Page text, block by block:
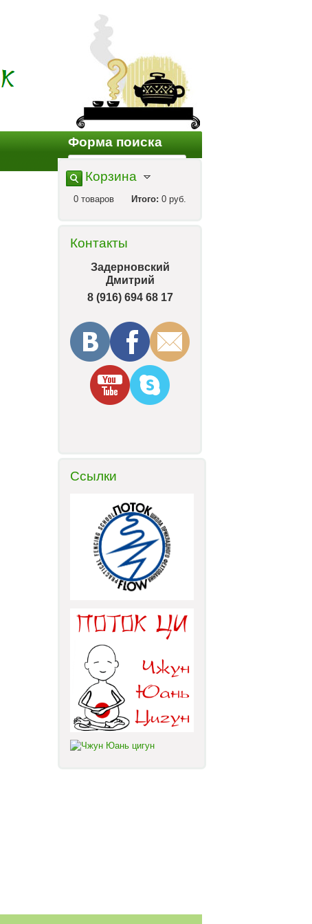
Форма поиска
Корзина
0 товаров Итого: 0 руб.
Контакты
Задерновский
Дмитрий
8 (916) 694 68 17
Ссылки